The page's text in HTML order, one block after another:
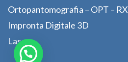
Ortopantomografia – OPT – RX
Impronta Digitale 3D
Laser